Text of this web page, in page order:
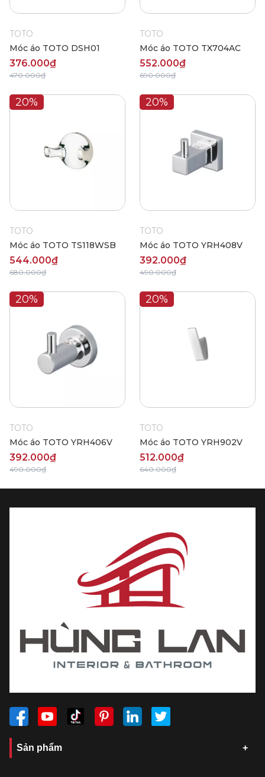
TOTO
Móc áo TOTO DSH01
376.000₫
470.000₫
TOTO
Móc áo TOTO TX704AC
552.000₫
690.000₫
20%
TOTO
Móc áo TOTO TS118WSB
544.000₫
680.000₫
20%
TOTO
Móc áo TOTO YRH408V
392.000₫
490.000₫
20%
TOTO
Móc áo TOTO YRH406V
392.000₫
490.000₫
20%
TOTO
Móc áo TOTO YRH902V
512.000₫
640.000₫
Sản phẩm